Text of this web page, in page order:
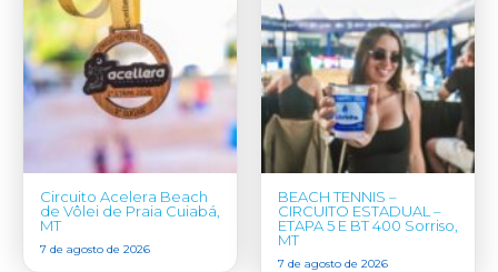
Circuito Acelera Beach
de Vôlei de Praia Cuiabá,
MT
7 de agosto de 2026
BEACH TENNIS –
CIRCUITO ESTADUAL –
ETAPA 5 E BT 400 Sorriso,
MT
7 de agosto de 2026